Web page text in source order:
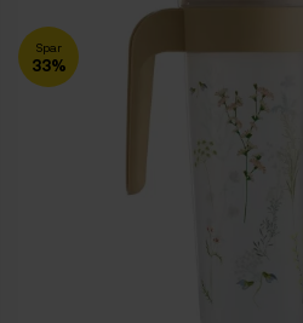
Spar
33%